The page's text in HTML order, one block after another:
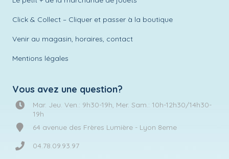
Click & Collect – Cliquer et passer à la boutique
Venir au magasin, horaires, contact
Mentions légales
Vous avez une question?
Mar. Jeu. Ven.: 9h30-19h, Mer. Sam.: 10h-12h30/14h30-
19h
64 avenue des Frères Lumière - Lyon 8eme
04.78.09.93.97